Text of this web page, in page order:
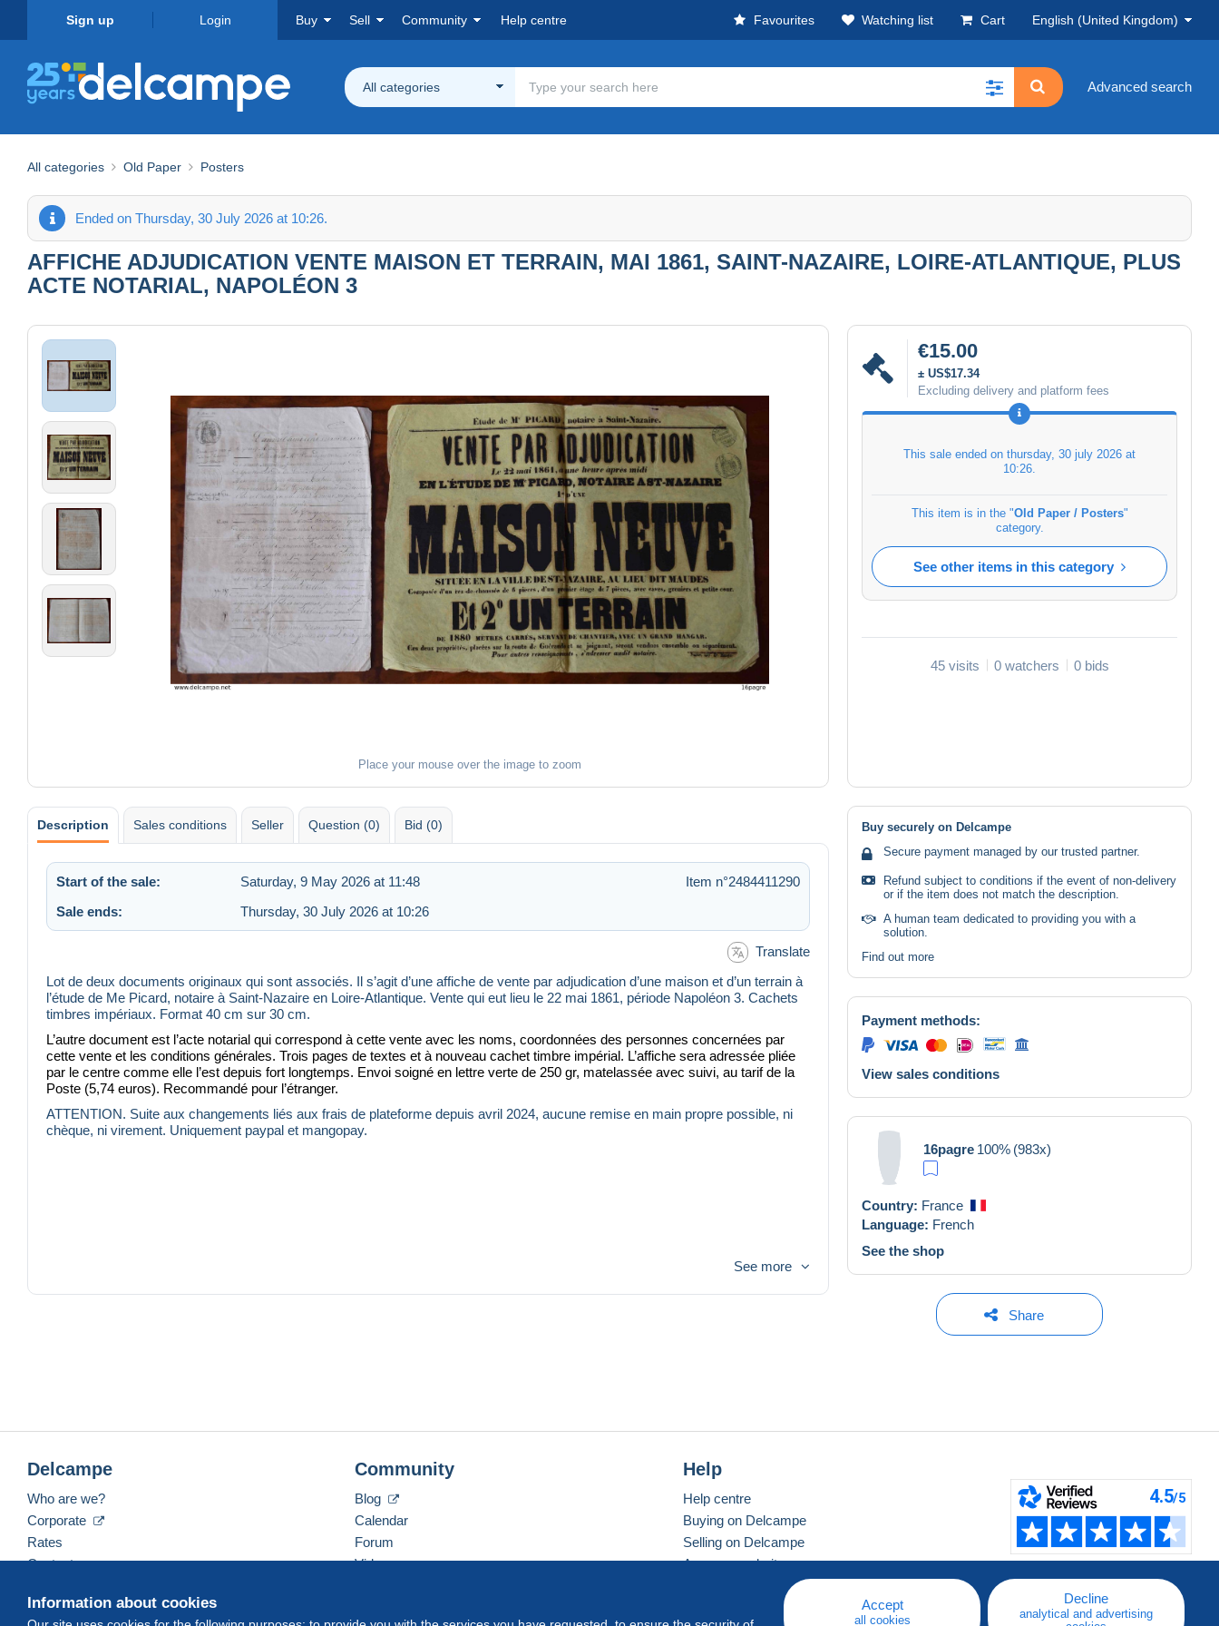
Sign up Login Buy Sell Community Help centre Favourites Watching list Cart English (United Kingdom)
All categories Advanced search
All categories Old Paper Posters
Ended on Thursday, 30 July 2026 at 10:26.
AFFICHE ADJUDICATION VENTE MAISON ET TERRAIN, MAI 1861, SAINT-NAZAIRE, LOIRE-ATLANTIQUE, PLUS
ACTE NOTARIAL, NAPOLÉON 3
Place your mouse over the image to zoom
€15.00
± US$17.34
Excluding delivery and platform fees
This sale ended on thursday, 30 july 2026 at
10:26
This item is in the "Old Paper / Posters"
category.
See other items in this category
45 visits 0 watchers 0 bids
Description Sales conditions Seller Question (0) Bid (0)
Start of the sale: Saturday, 9 May 2026 at 11:48
Item n°2484411290
Sale ends:
Thursday, 30 July 2026 at 10:26
Translate
Lot de deux documents originaux qui sont associés. Il s’agit d’une affiche de vente par adjudication d’une maison et d’un terrain à
l’étude de Me Picard, notaire à Saint-Nazaire en Loire-Atlantique. Vente qui eut lieu le 22 mai 1861, période Napoléon 3. Cachets
timbres impériaux. Format 40 cm sur 30 cm.
L’autre document est l’acte notarial qui correspond à cette vente avec les noms, coordonnées des personnes concernées par
cette vente et les conditions générales. Trois pages de textes et à nouveau cachet timbre impérial. L’affiche sera adressée pliée
par le centre comme elle l’est depuis fort longtemps. Envoi soigné en lettre verte de 250 gr, matelassée avec suivi, au tarif de la
Poste (5,74 euros). Recommandé pour l’étranger.
ATTENTION. Suite aux changements liés aux frais de plateforme depuis avril 2024, aucune remise en main propre possible, ni
chèque, ni virement. Uniquement paypal et mangopay.
See more
Buy securely on Delcampe
Secure payment managed by our trusted partner.
Refund subject to conditions if the event of non-delivery
or if the item does not match the description.
A human team dedicated to providing you with a
solution.
Find out more
Payment methods:
View sales conditions
16pagre 100% (983x)
Country: France
Language: French
See the shop
Share
Information about cookies Accept
all cookies
Decline
analytical and advertising
Delcampe
Who are we?
Corporate
Rates
Contact us
Community
Blog
Calendar
Forum
Videos
Help
Help centre
Buying on Delcampe
Selling on Delcampe
A secure website